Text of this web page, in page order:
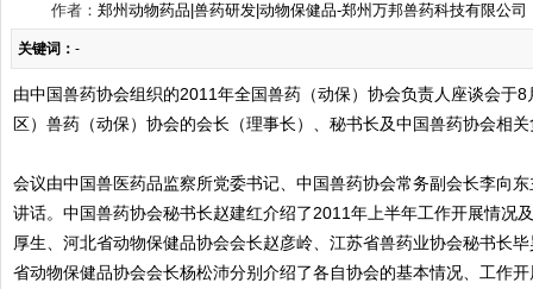
作者： 郑州动物药品|兽药研发|动物保健品-郑州万邦兽药科技有限公司
关键词：-
由中国兽药协会组织的2011年全国兽药（动保）协会负责人座谈会于
区）兽药（动保）协会的会长（理事长）、秘书长及中国兽药协会相
会议由中国兽医药品监察所党委书记、中国兽药协会常务副会长李向
讲话。中国兽药协会秘书长赵建红介绍了2011年上半年工作开展情况
厚生、河北省动物保健品协会会长赵彦岭、江苏省兽药业协会秘书长
省动物保健品协会会长杨松沛分别介绍了各自协会的基本情况、工作